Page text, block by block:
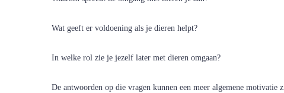
Wat geeft er voldoening als je dieren helpt?
In welke rol zie je jezelf later met dieren omgaan?
De antwoorden op die vragen kunnen een meer algemene motivatie